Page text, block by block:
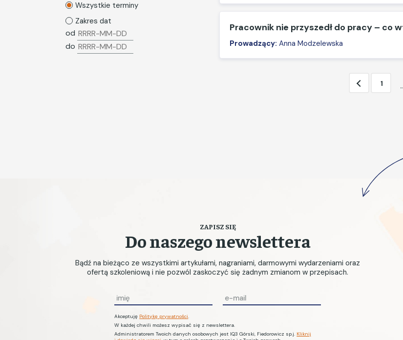
Wszystkie terminy
Zakres dat
od
do
Pracownik nie przyszedł do pracy – co
Prowadzący: Anna Modzelewska
1
ZAPISZ SIĘ
Do naszego newslettera
Bądź na bieżąco ze wszystkimi artykułami, nagraniami, darmowymi wydarzeniami oraz
ofertą szkoleniową i nie pozwól zaskoczyć się żadnym zmianom w przepisach.
m
i
ę
E
m
i
Akceptuję Politykę prywatności.
W każdej chwili możesz wypisać się z newslettera.
Administratorem Twoich danych osobowych jest IQ3 Górski, Fiedorowicz sp.j. Kliknij